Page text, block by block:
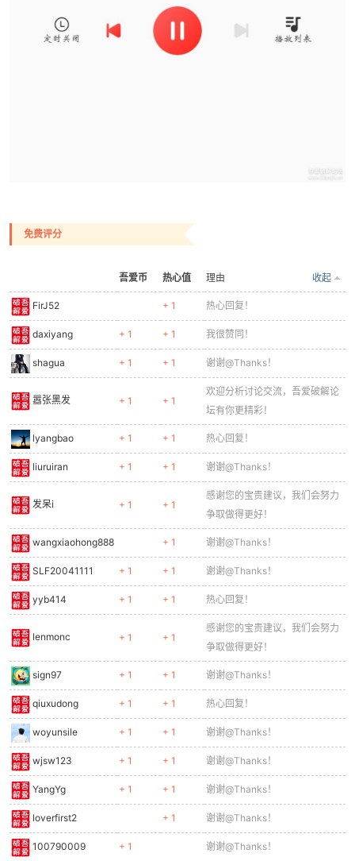
免费评分
吾爱币 热心值 收起
理由
FirJ52 + 1 热心回复！
daxiyang + 1 + 1 我很赞同！
shagua + 1 + 1 谢谢@Thanks！
嚣张黑发 + 1 + 1
欢迎分析讨论交流，吾爱破解论
坛有你更精彩！
lyangbao + 1 + 1 热心回复！
liuruiran + 1 + 1 谢谢@Thanks！
发呆i + 1 + 1
感谢您的宝贵建议，我们会努力
争取做得更好！
wangxiaohong888 + 1 谢谢@Thanks！
SLF20041111 + 1 + 1 谢谢@Thanks！
yyb414 + 1 + 1 热心回复！
lenmonc + 1 + 1
感谢您的宝贵建议，我们会努力
争取做得更好！
sign97 + 1 + 1 谢谢@Thanks！
qiuxudong + 1 + 1 热心回复！
woyunsile + 1 + 1 谢谢@Thanks！
wjsw123 + 1 + 1 谢谢@Thanks！
YangYg + 1 + 1 谢谢@Thanks！
loverfirst2 + 1 谢谢@Thanks！
100790009 + 1 谢谢@Thanks！